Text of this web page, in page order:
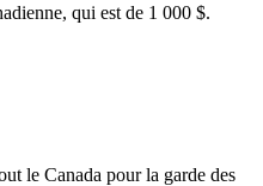
qui est de 1 000 $.
le Canada pour la garde des